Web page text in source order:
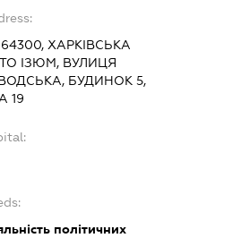
ХАРКІВСЬКА
ІЗЮМ, ВУЛИЦЯ
БУДИНОК 5,
19
політичних